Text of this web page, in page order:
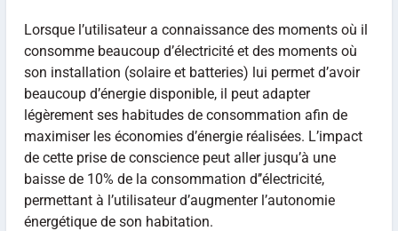
Lorsque l’utilisateur a connaissance des moments où il
consomme beaucoup d’électricité et des moments où
son installation (solaire et batteries) lui permet d’avoir
beaucoup d’énergie disponible, il peut adapter
légèrement ses habitudes de consommation afin de
maximiser les économies d’énergie réalisées. L’impact
de cette prise de conscience peut aller jusqu’à une
baisse de 10% de la consommation d’’électricité,
permettant à l’utilisateur d’augmenter l’autonomie
énergétique de son habitation.